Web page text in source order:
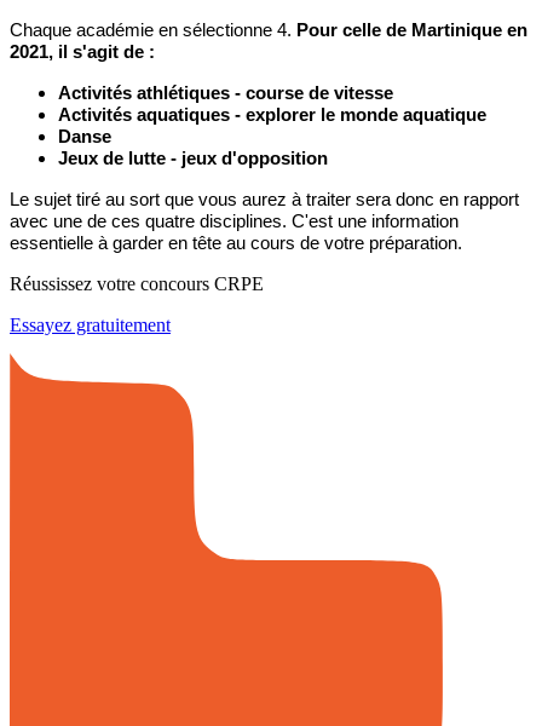
Chaque académie en sélectionne 4. Pour celle de Martinique en
2021, il s'agit de :
Activités athlétiques - course de vitesse
Activités aquatiques - explorer le monde aquatique
Danse
Jeux de lutte - jeux d'opposition
Le sujet tiré au sort que vous aurez à traiter sera donc en rapport
avec une de ces quatre disciplines. C'est une information
essentielle à garder en tête au cours de votre préparation.
Réussissez votre concours CRPE
Essayez gratuitement